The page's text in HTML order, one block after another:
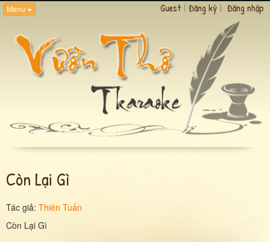
Menu Guest | Đăng ký | Đăng nhập
Còn Lại Gì
Tác giả: Thiên Tuấn
Còn Lại Gì